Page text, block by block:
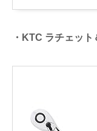
・KTC ラチェッ